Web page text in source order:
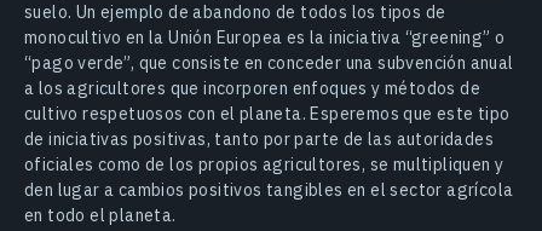
suelo. Un ejemplo de abandono de todos los tipos de
monocultivo en la Unión Europea es la iniciativa “greening” o
“pago verde”, que consiste en conceder una subvención anual
a los agricultores que incorporen enfoques y métodos de
cultivo respetuosos con el planeta. Esperemos que este tipo
de iniciativas positivas, tanto por parte de las autoridades
oficiales como de los propios agricultores, se multipliquen y
den lugar a cambios positivos tangibles en el sector agrícola
en todo el planeta.